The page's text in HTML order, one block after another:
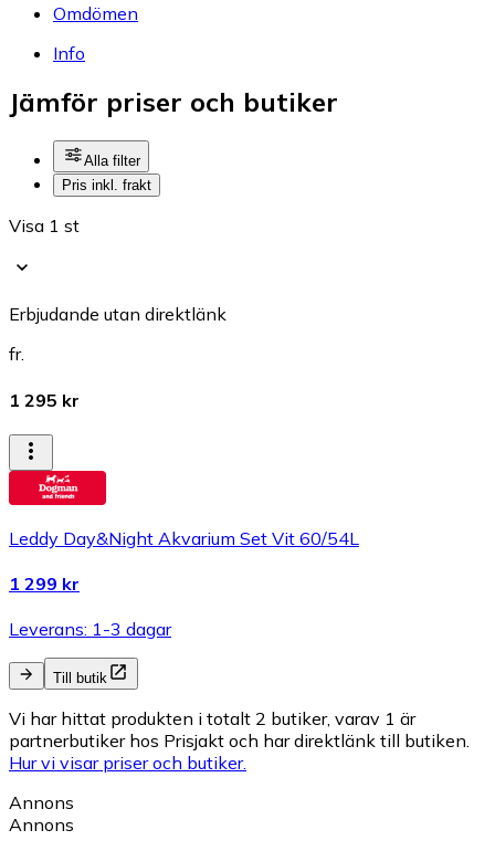
Omdömen
Info
Jämför priser och butiker
Alla filter
Pris inkl. frakt
Visa 1 st
Erbjudande utan direktlänk
fr.
1 295 kr
Leddy Day&Night Akvarium Set Vit 60/54L
1 299 kr
Leverans: 1-3 dagar
Till butik
Vi har hittat produkten i totalt 2 butiker, varav 1 är
partnerbutiker hos Prisjakt och har direktlänk till butiken.
Hur vi visar priser och butiker.
Annons
Annons